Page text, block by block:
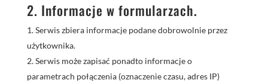
2. Informacje w formularzach.
Serwis zbiera informacje podane dobrowolnie przez
użytkownika.
Serwis może zapisać ponadto informacje o
parametrach połączenia (oznaczenie czasu, adres IP)